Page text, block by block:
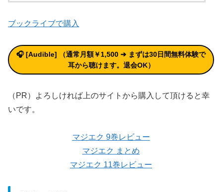
ブックライブで購入
🎧 [Audible] （通常月額￥1,500 ➔ まずは30日間無料体験で
耳から聴けます。退会OK）
（PR）よろしければ上のサイトから購入して頂けると幸
いです。
マジエク 9巻レビュー
マジエク まとめ
マジエク 11巻レビュー